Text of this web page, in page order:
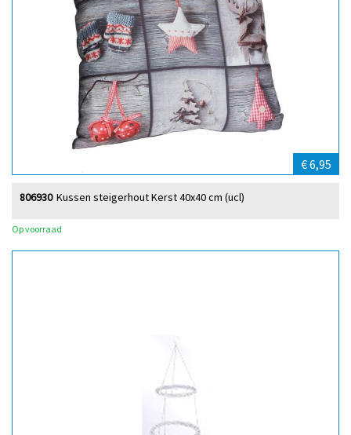
€ 6,95
Kussen steigerhout Kerst 40x40 cm (ucl)
806930
Op voorraad